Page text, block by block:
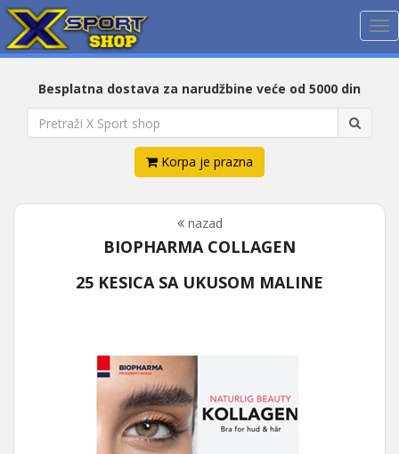
Besplatna dostava za narudžbine veće od 5000 din
Korpa je prazna
nazad
BIOPHARMA COLLAGEN
25 KESICA SA UKUSOM MALINE